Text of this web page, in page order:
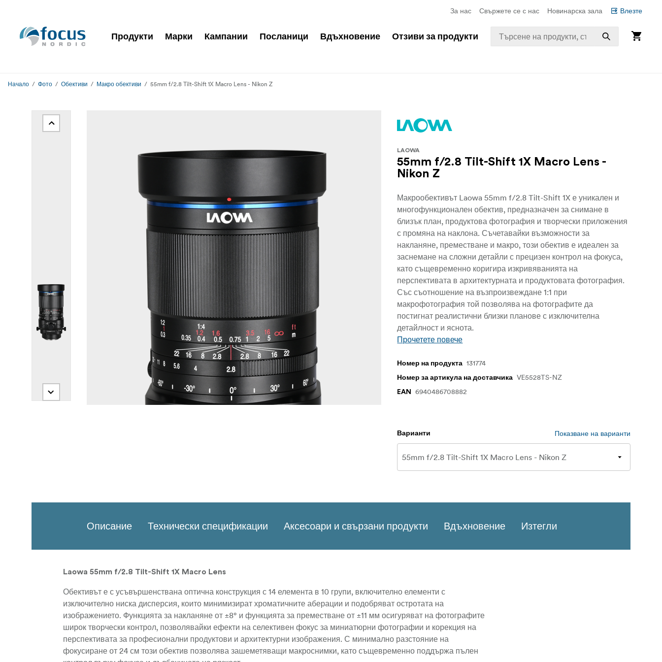
За нас Свържете се с нас Новинарска зала Влезте
Продукти Марки Кампании Посланици Вдъхновение Отзиви за продукти
Начало Фото Обективи Макро обективи 55mm f/2.8 Tilt-Shift 1X Macro Lens - Nikon Z
LAOWA
55mm f/2.8 Tilt-Shift 1X Macro Lens -
Nikon Z
Макрообективът Laowa 55mm f/2.8 Tilt-Shift 1X е уникален и
многофункционален обектив, предназначен за снимане в
близък план, продуктова фотография и творчески приложения
с промяна на наклона. Съчетавайки възможности за
накланяне, преместване и макро, този обектив е идеален за
заснемане на сложни детайли с прецизен контрол на фокуса,
като същевременно коригира изкривяванията на
перспективата в архитектурната и продуктовата фотография.
Със съотношение на възпроизвеждане 1:1 при
макрофотография той позволява на фотографите да
постигнат реалистични близки планове с изключителна
детайлност и яснота.
Прочетете повече
Номер на продукта 131774
Номер за артикула на доставчика VE5528TS-NZ
EAN 6940486708882
Варианти Показване на варианти
Описание Технически спецификации Аксесоари и свързани продукти Вдъхновение Изтегли
Laowa 55mm f/2.8 Tilt-Shift 1X Macro Lens
Обективът е с усъвършенствана оптична конструкция с 14 елемента в 10 групи, включително елементи с
изключително ниска дисперсия, които минимизират хроматичните аберации и подобряват остротата на
изображението. Функцията за накланяне от ±8° и функцията за преместване от ±11 мм осигуряват на фотографите
широк творчески контрол, позволявайки ефекти на селективен фокус за миниатюрни фотографии и корекция на
перспективата за професионални продуктови и архитектурни изображения. С минимално разстояние на
фокусиране от 24 см този обектив позволява зашеметяващи макроснимки, като същевременно поддържа пълен